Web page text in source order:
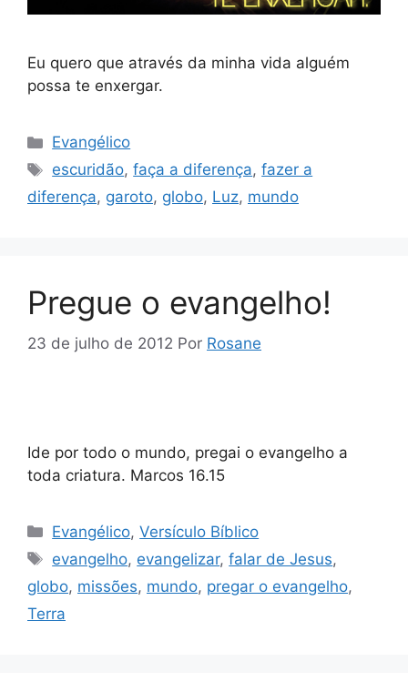
Eu quero que através da minha vida alguém
possa te enxergar.
Categorias
Evangélico
Tags
escuridão,faça a diferença,fazer a
diferença, garoto, globo, Luz, mundo
Pregue o evangelho!
23 de julho de 2012 Por Rosane
Ide por todo o mundo, pregai o evangelho a
toda criatura. Marcos 16.15
Categorias
Evangélico,Versículo Bíblico
Tags
evangelho, evangelizar,falar de Jesus,
globo, missões, mundo, pregar o evangelho,
Terra